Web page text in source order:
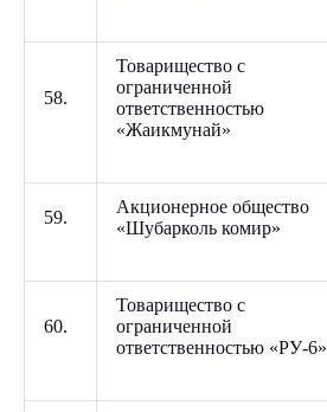
58.
Товарищество с
ограниченной
ответственностью
«Жаикмунай»
59.
Акционерное общество
«Шубарколь комир»
60.
Товарищество с
ограниченной
ответственностью «РУ-6»